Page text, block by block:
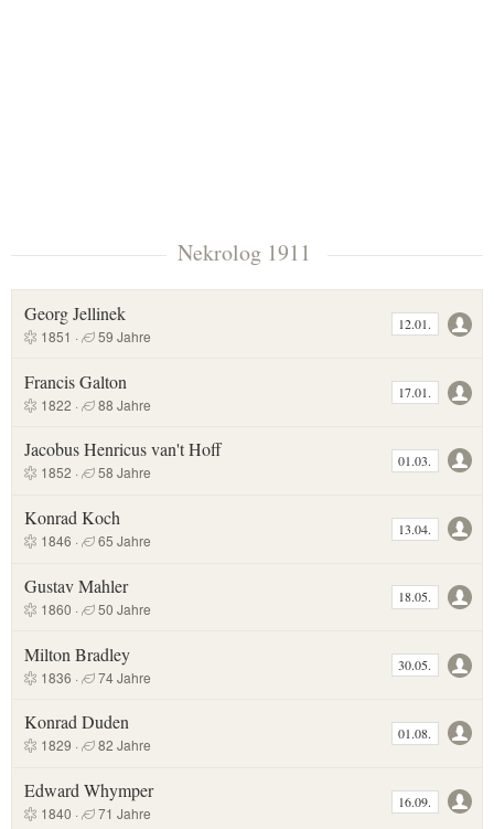
Nekrolog 1911
Georg Jellinek
1851 · 59 Jahre
12.01.
Francis Galton
1822 · 88 Jahre
17.01.
Jacobus Henricus van't Hoff
1852 · 58 Jahre
01.03.
Konrad Koch
1846 · 65 Jahre
13.04.
Gustav Mahler
1860 · 50 Jahre
18.05.
Milton Bradley
1836 · 74 Jahre
30.05.
Konrad Duden
1829 · 82 Jahre
01.08.
Edward Whymper
1840 · 71 Jahre
16.09.